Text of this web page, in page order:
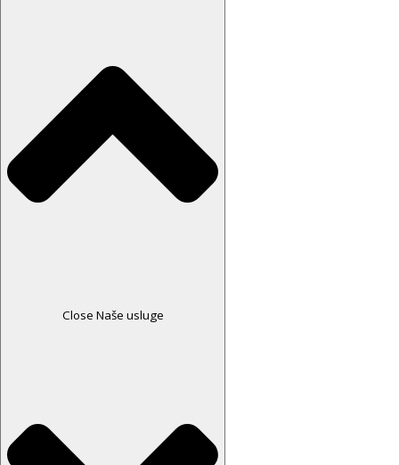
Close Naše usluge